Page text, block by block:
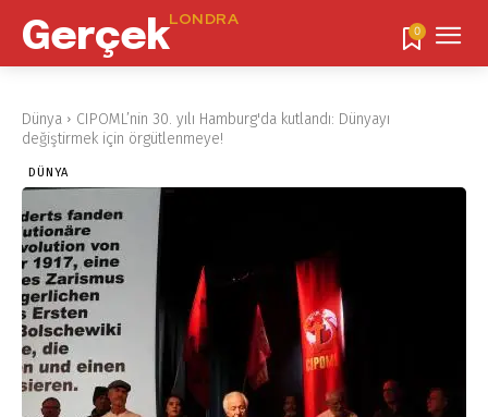
GerçekLONDRA
0
Dünya
CIPOML’nin 30. yılı Hamburg'da kutlandı: Dünyayı
değiştirmek için örgütlenmeye!
DÜNYA